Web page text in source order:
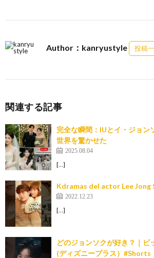
Author：kanryustyle 投稿
関連する記事
完全な瞬間：IUとイ・ジョン
世界を驚かせた
2025.08.04
[…]
Kdramas del actor Lee Jong
2022.12.23
[…]
どのジョンソクが好き？｜ビ
(ディズニープラス）#Shorts